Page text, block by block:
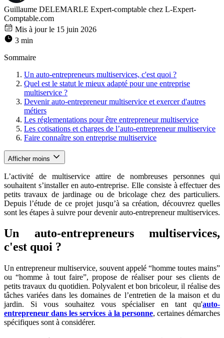
Guillaume DELEMARLE Expert-comptable chez L-Expert-
Comptable.com
Mis à jour le 15 juin 2026
3 min
Sommaire
Un auto-entrepreneurs multiservices, c'est quoi ?
Quel est le statut le mieux adapté pour une entreprise
multiservice ?
Devenir auto-entrepreneur multiservice et exercer d'autres
métiers
Les réglementations pour être entrepreneur multiservice
Les cotisations et charges de l’auto-entrepreneur multiservice
Faire connaître son entreprise multiservice
Afficher moins
L’activité de multiservice attire de nombreuses personnes qui
souhaitent s’installer en auto-entreprise. Elle consiste à effectuer des
petits travaux de jardinage ou de bricolage chez des particuliers.
Depuis l’étude de ce projet jusqu’à sa création, découvrez quelles
sont les étapes à suivre pour devenir auto-entrepreneur multiservices.
Un auto-entrepreneurs multiservices,
c'est quoi ?
Un entrepreneur multiservice, souvent appelé “homme toutes mains”
ou “homme à tout faire”, propose de réaliser pour ses clients de
petits travaux du quotidien. Polyvalent et bon bricoleur, il réalise des
tâches variées dans les domaines de l’entretien de la maison et du
jardin. Si vous souhaitez vous spécialiser en tant qu'auto-
entrepreneur dans les services à la personne, certaines démarches
spécifiques sont à considérer.